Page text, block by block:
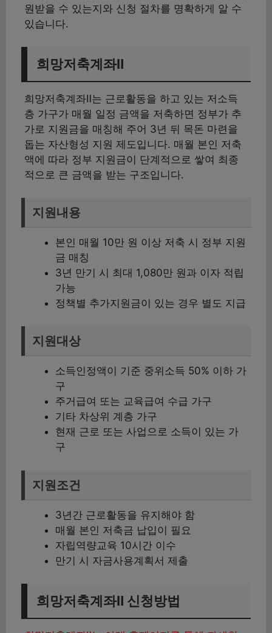
원받을 수 있는지와 신청 절차를 명확하게 알 수
있습니다.
희망저축계좌Ⅱ
희망저축계좌Ⅱ는 근로활동을 하고 있는 저소득
층 가구가 매월 일정 금액을 저축하면 정부가 추
가로 지원금을 매칭해 주어 3년 뒤 목돈 마련을
돕는 자산형성 지원 제도입니다. 매월 본인 저축
액에 따라 정부 지원금이 단계적으로 쌓여 최종
적으로 큰 금액을 받는 구조입니다.
지원내용
본인 매월 10만 원 이상 저축 시 정부 지원
금 매칭
3년 만기 시 최대 1,080만 원과 이자 적립
가능
정책별 추가지원금이 있는 경우 별도 지급
지원대상
소득인정액이 기준 중위소득 50% 이하 가
구
주거급여 또는 교육급여 수급 가구
기타 차상위 계층 가구
현재 근로 또는 사업으로 소득이 있는 가
구
지원조건
3년간 근로활동을 유지해야 함
매월 본인 저축금 납입이 필요
자립역량교육 10시간 이수
만기 시 자금사용계획서 제출
희망저축계좌Ⅱ 신청방법